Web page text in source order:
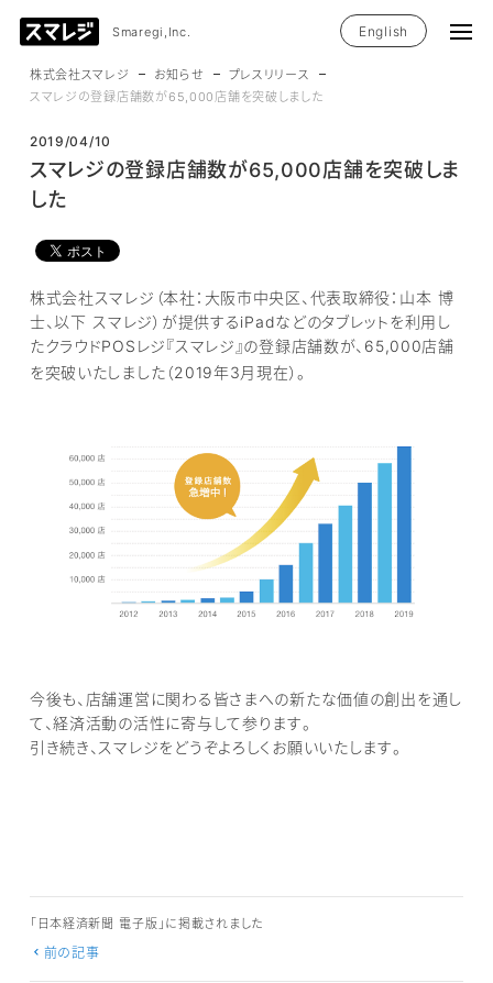
Smaregi,Inc. English
株式会社スマレジ お知らせ
プレスリリース
スマレジの登録店舗数が65,000店舗を突破しました
2019/04/10
スマレジの登録店舗数が65,000店舗を突破しま
した
株式会社スマレジ（本社：大阪市中央区、代表取締役：山本 博
士、以下 スマレジ）が提供するiPadなどのタブレットを利用し
たクラウドPOSレジ『スマレジ』の登録店舗数が、65,000店舗
を突破いたしました（2019年3月現在）。
今後も、店舗運営に関わる皆さまへの新たな価値の創出を通し
て、経済活動の活性に寄与して参ります。
引き続き、スマレジをどうぞよろしくお願いいたします。
「日本経済新聞 電子版」に掲載されました
前の記事